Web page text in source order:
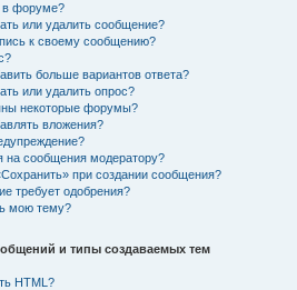
в форуме?
или удалить сообщение?
к своему сообщению?
больше вариантов ответа?
или удалить опрос?
некоторые форумы?
вложения?
на сообщения модератору?
при создании сообщения?
требует одобрения?
мою тему?
и типы создаваемых тем
HTML?